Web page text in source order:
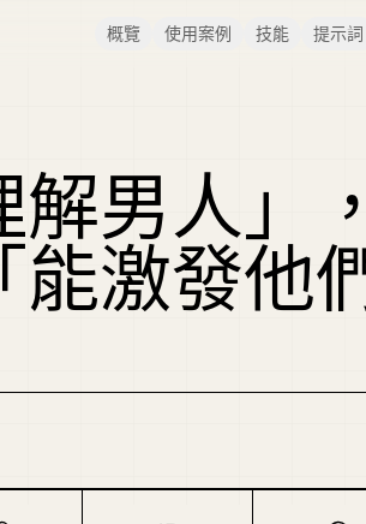
概覽 使用案例 技能 提示詞
解男人」
能激發他